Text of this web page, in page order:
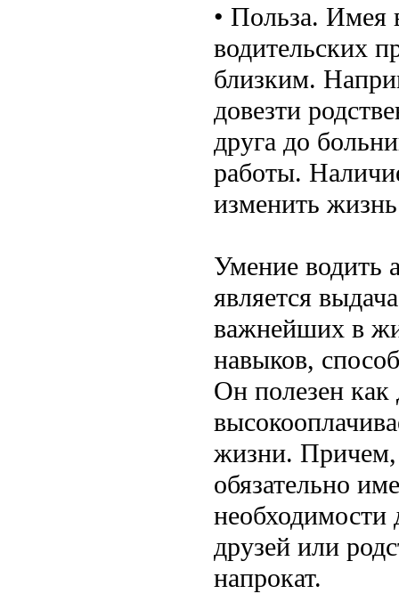
• Польза. Имея
водительских
близким.
довезти
друга до
работы.
изменить
Умение водить
является
важнейших в
навыков,
Он полезен
жизни. Причем,
обязательно
необходимости
друзей или
напрокат.